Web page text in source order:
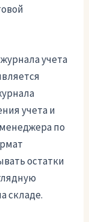
учета
учета и
по
остатки
складе.